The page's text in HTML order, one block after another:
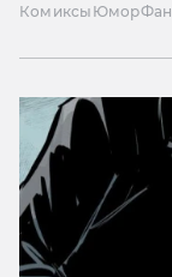
Комиксы ЮморФан